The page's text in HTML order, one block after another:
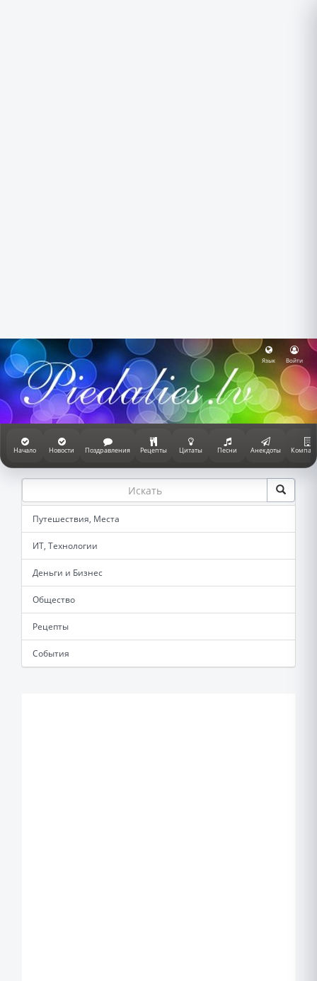
Язык Войти
Начало Новости Поздравления Рецепты Цитаты Песни Анекдоты
Путешествия, Места
ИТ, Технологии
Деньги и Бизнес
Общество
Рецепты
События